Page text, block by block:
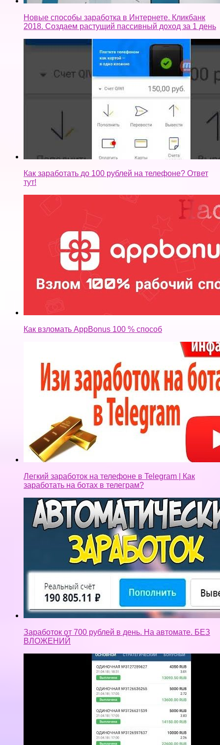
Новые способы заработка в Интернете. Кликбанк
2018. Создаем растущий пассивный доход за 1 день
Как заработать до 100 рублей на телефоне? Ответ
тут!
Как взломать AppBonus 100 % способ
Легкий заработок на телефоне в Telegram | Как
заработать на ботах в телеграм?
Заработок от 700 рублей в день. На автомате. БЕЗ
ВЛОЖЕНИЙ